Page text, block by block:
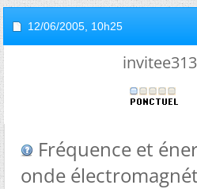
12/06/2005, 10h25
Fréquence et
onde